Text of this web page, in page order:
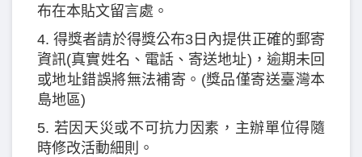
布在本貼文留言處。
4. 得獎者請於得獎公布3日內提供正確的郵寄
資訊(真實姓名、電話、寄送地址)，逾期未回
或地址錯誤將無法補寄。(獎品僅寄送臺灣本
島地區)
5. 若因天災或不可抗力因素，主辦單位得隨
時修改活動細則。